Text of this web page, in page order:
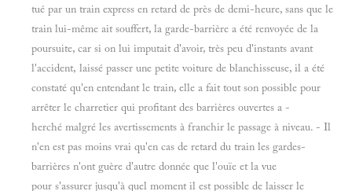
tué par un train express en retard de près de demi-heure, sans que le
train lui-même ait souffert, la garde-barrière a été renvoyée de la
poursuite, car si on lui imputait d'avoir, très peu d'instants avant
l'accident, laissé passer une petite voiture de blanchisseuse, il a été
constaté qu'en entendant le train, elle a fait tout son possible pour
arrêter le charretier qui profitant des barrières ouvertes a -
herché malgré les avertissements à franchir le passage à niveau. - Il
n'en est pas moins vrai qu'en cas de retard du train les gardes-
barrières n'ont guère d'autre donnée que l'ouïe et la vue
pour s'assurer jusqu'à quel moment il est possible de laisser le